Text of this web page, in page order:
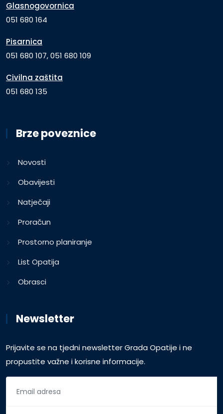
Glasnogovornica
051 680 164
Pisarnica
051 680 107, 051 680 109
Civilna zaštita
051 680 135
Brze poveznice
Novosti
Obavijesti
Natječaji
Proračun
Prostorno planiranje
List Opatija
Obrasci
Newsletter
Prijavite se na tjedni newsletter Grada Opatije i ne
propustite važne i korisne informacije.